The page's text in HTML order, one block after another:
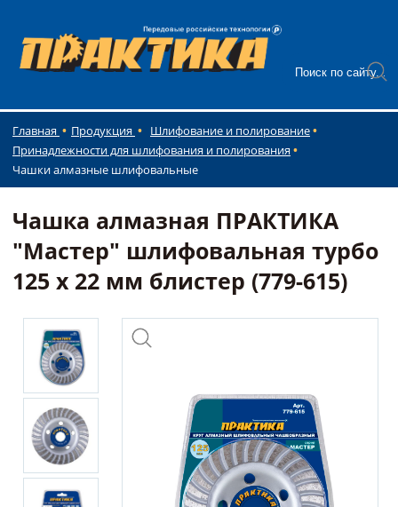
Главная Продукция
Шлифование и полирование
Принадлежности для шлифования и полирования
Чашки алмазные шлифовальные
Чашка алмазная ПРАКТИКА
"Мастер" шлифовальная турбо
125 х 22 мм блистер (779-615)